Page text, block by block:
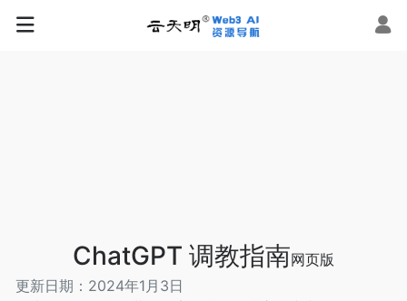
ChatGPT 调教指南网页版
更新日期：2024年1月3日